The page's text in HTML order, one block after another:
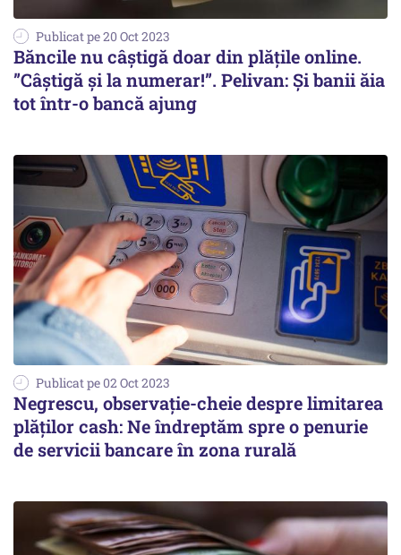
Publicat pe 20 Oct 2023
Băncile nu câștigă doar din plățile online.
”Câștigă și la numerar!”. Pelivan: Și banii ăia
tot într-o bancă ajung
Publicat pe 02 Oct 2023
Negrescu, observație-cheie despre limitarea
plăților cash: Ne îndreptăm spre o penurie
de servicii bancare în zona rurală